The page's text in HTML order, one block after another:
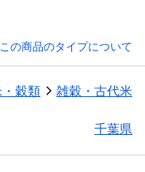
この商品のタイプについて
・穀類 雑穀・古代米
千葉県